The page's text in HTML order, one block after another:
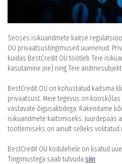
Seoses isikuandmete kaitse
OÜ privaatsustingimused uuenenud.
kuidas BestCredit OÜ töötleb Teie
kasutamine jne) ning Teie
BestCredit OÜ on kohustatud kaitsma
privaatsust. Meie tegevus on
vastavate õigusaktidega. Rakendame
isikuandmete kaitsmiseks. Juurdepääs
töötlemiseks on ainult selleks volitatud
BestCredit OÜ kodulehele on lisatud
Tingimustega saab tutvudasiin